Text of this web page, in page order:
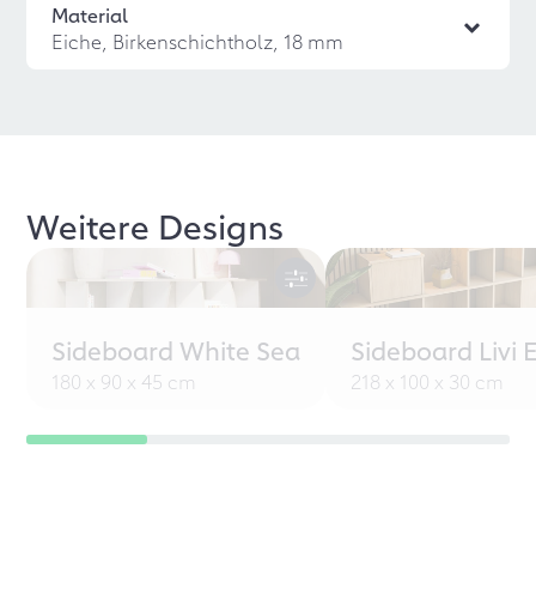
Material
Eiche, Birkenschichtholz, 18 mm
Weitere Designs
Sideboard White Sea
180 x 90 x 45 cm
Sideboard Livi
218 x 100 x 30 cm